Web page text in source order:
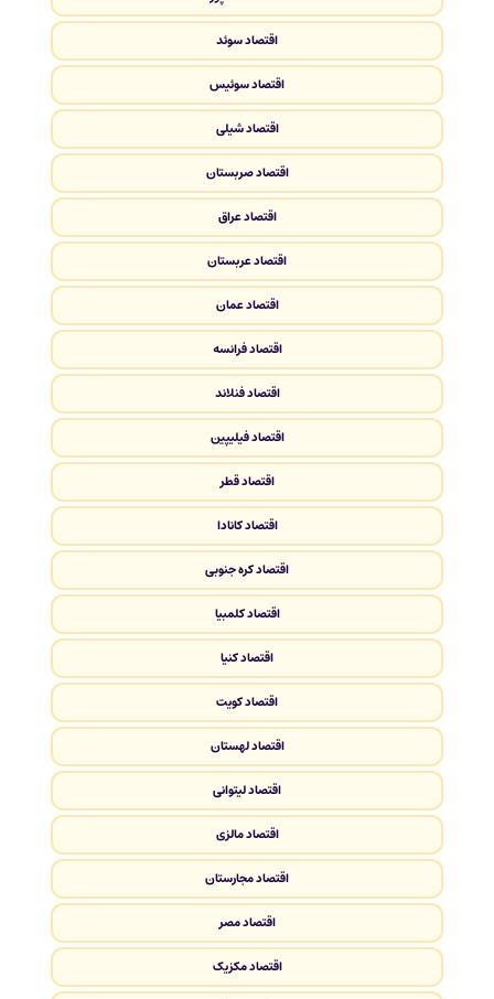
اقتصاد سوئد
اقتصاد سوئیس
اقتصاد شیلی
اقتصاد صربستان
اقتصاد عراق
اقتصاد عربستان
اقتصاد عمان
اقتصاد فرانسه
اقتصاد فنلاند
اقتصاد فیلیپین
اقتصاد قطر
اقتصاد کانادا
اقتصاد کره جنوبی
اقتصاد کلمبیا
اقتصاد کنیا
اقتصاد کویت
اقتصاد لهستان
اقتصاد لیتوانی
اقتصاد مالزی
اقتصاد مجارستان
اقتصاد مصر
اقتصاد مکزیک